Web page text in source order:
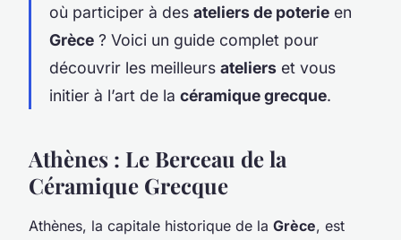
où participer à des ateliers de poterie en
Grèce ? Voici un guide complet pour
découvrir les meilleurs ateliers et vous
initier à l’art de la céramique grecque.
Athènes : Le Berceau de la
Céramique Grecque
Athènes, la capitale historique de la Grèce, est